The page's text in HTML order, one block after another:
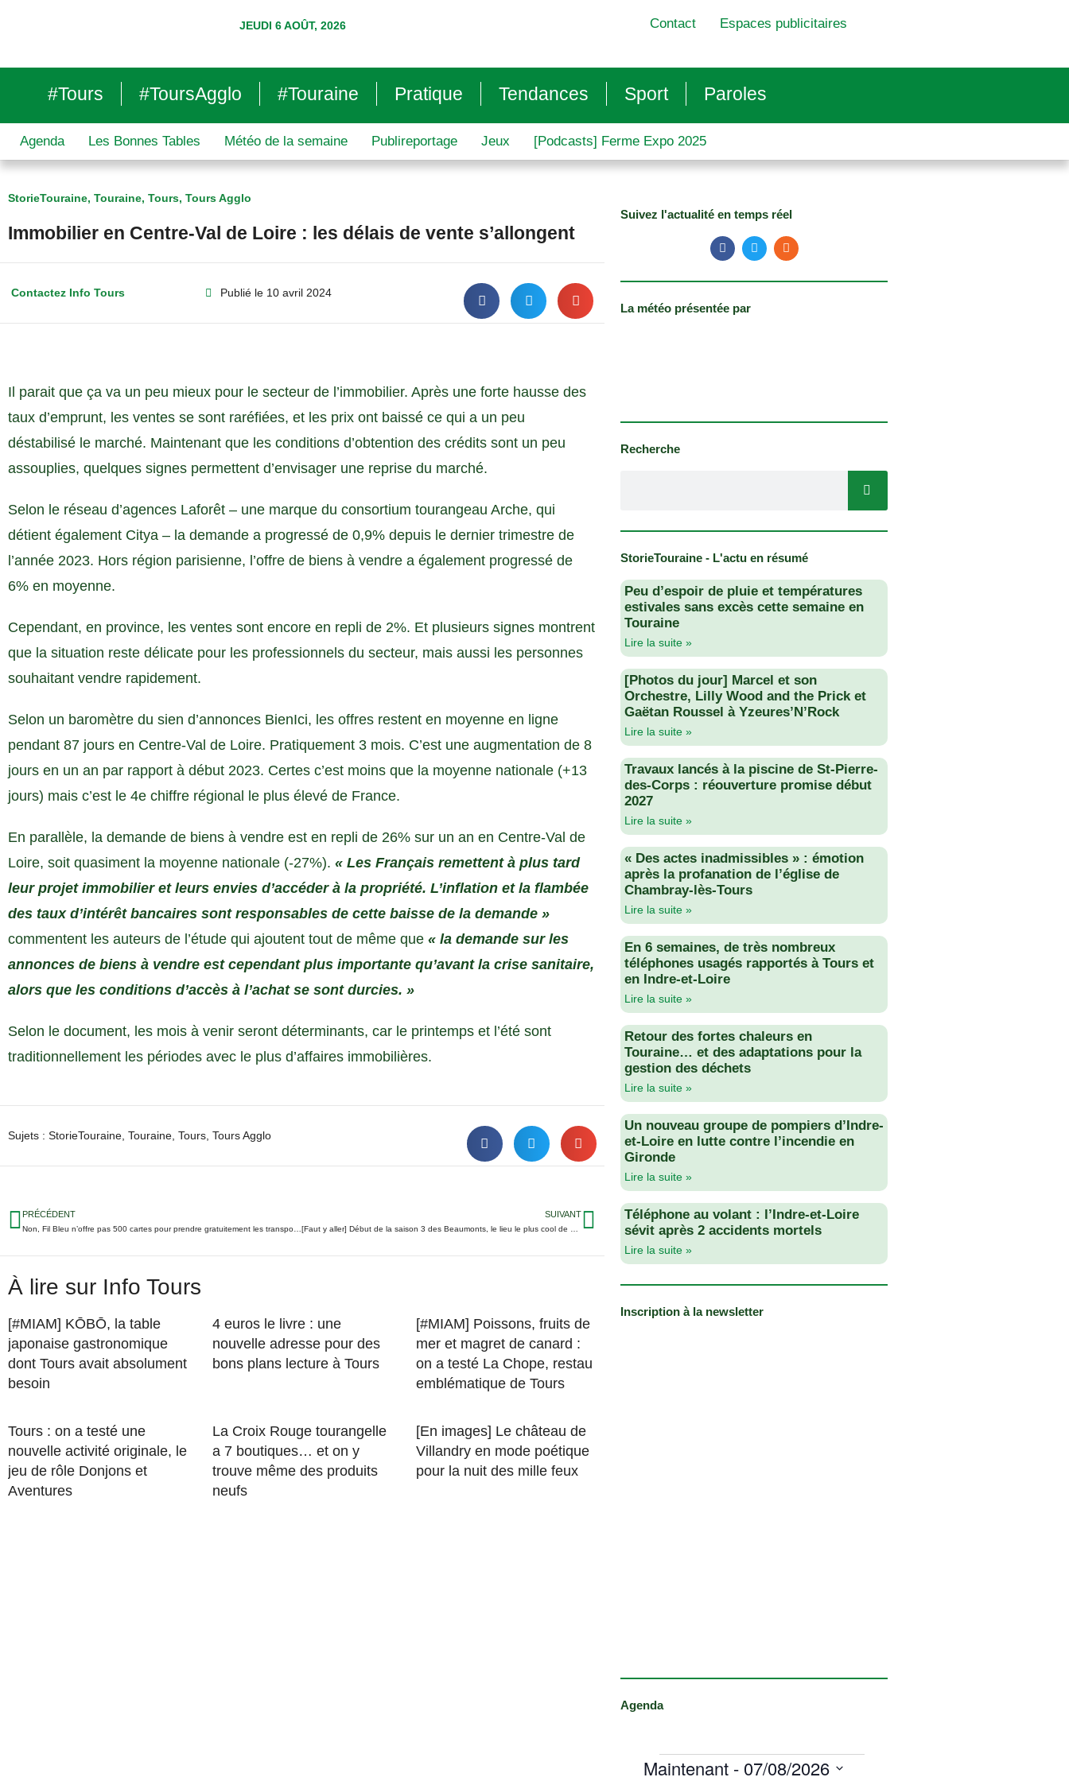
JEUDI 6 AOÛT, 2026 Contact Espaces publicitaires
#Tours #ToursAgglo #Touraine Pratique Tendances Sport Paroles
Agenda Les Bonnes Tables Météo de la semaine Publireportage Jeux [Podcasts] Ferme Expo 2025
StorieTouraine, Touraine, Tours, Tours Agglo
Immobilier en Centre-Val de Loire : les délais de vente s’allongent
Contactez Info Tours Publié le 10 avril 2024
Il parait que ça va un peu mieux pour le secteur de l’immobilier. Après une forte hausse des
taux d’emprunt, les ventes se sont raréfiées, et les prix ont baissé ce qui a un peu
déstabilisé le marché. Maintenant que les conditions d’obtention des crédits sont un peu
assouplies, quelques signes permettent d’envisager une reprise du marché.
Selon le réseau d’agences Laforêt – une marque du consortium tourangeau Arche, qui
détient également Citya – la demande a progressé de 0,9% depuis le dernier trimestre de
l’année 2023. Hors région parisienne, l’offre de biens à vendre a également progressé de
6% en moyenne.
Cependant, en province, les ventes sont encore en repli de 2%. Et plusieurs signes montrent
que la situation reste délicate pour les professionnels du secteur, mais aussi les personnes
souhaitant vendre rapidement.
Selon un baromètre du sien d’annonces BienIci, les offres restent en moyenne en ligne
pendant 87 jours en Centre-Val de Loire. Pratiquement 3 mois. C’est une augmentation de 8
jours en un an par rapport à début 2023. Certes c’est moins que la moyenne nationale (+13
jours) mais c’est le 4e chiffre régional le plus élevé de France.
En parallèle, la demande de biens à vendre est en repli de 26% sur un an en Centre-Val de
Loire, soit quasiment la moyenne nationale (-27%). « Les Français remettent à plus tard
leur projet immobilier et leurs envies d’accéder à la propriété. L’inflation et la flambée
des taux d’intérêt bancaires sont responsables de cette baisse de la demande »
commentent les auteurs de l’étude qui ajoutent tout de même que « la demande sur les
annonces de biens à vendre est cependant plus importante qu’avant la crise sanitaire,
alors que les conditions d’accès à l’achat se sont durcies. »
Selon le document, les mois à venir seront déterminants, car le printemps et l’été sont
traditionnellement les périodes avec le plus d’affaires immobilières.
Sujets : StorieTouraine Touraine Tours Tours Agglo
PRÉCÉDENT SUIVANT
À lire sur Info Tours
[#MIAM] KŌBŌ, la table
japonaise gastronomique
dont Tours avait absolument
besoin
4 euros le livre : une
nouvelle adresse pour des
bons plans lecture à Tours
[#MIAM] Poissons, fruits de
mer et magret de canard :
on a testé La Chope, restau
emblématique de Tours
Tours : on a testé une
nouvelle activité originale, le
jeu de rôle Donjons et
Aventures
La Croix Rouge tourangelle
a 7 boutiques… et on y
trouve même des produits
neufs
[En images] Le château de
Villandry en mode poétique
pour la nuit des mille feux
Suivez l'actualité en temps réel
La météo présentée par
Recherche
StorieTouraine - L'actu en résumé
Peu d’espoir de pluie et températures
estivales sans excès cette semaine en
Touraine
Lire la suite »
[Photos du jour] Marcel et son
Orchestre, Lilly Wood and the Prick et
Gaëtan Roussel à Yzeures’N’Rock
Lire la suite »
Travaux lancés à la piscine de St-Pierre-
des-Corps : réouverture promise début
2027
Lire la suite »
« Des actes inadmissibles » : émotion
après la profanation de l’église de
Chambray-lès-Tours
Lire la suite »
En 6 semaines, de très nombreux
téléphones usagés rapportés à Tours et
en Indre-et-Loire
Lire la suite »
Retour des fortes chaleurs en
Touraine… et des adaptations pour la
gestion des déchets
Lire la suite »
Un nouveau groupe de pompiers d’Indre-
et-Loire en lutte contre l’incendie en
Gironde
Lire la suite »
Téléphone au volant : l’Indre-et-Loire
sévit après 2 accidents mortels
Lire la suite »
Inscription à la newsletter
Agenda
Maintenant - 07/08/2026